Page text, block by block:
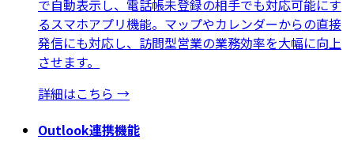
で自動表示し、電話帳未登録の相手でも対応可能にす
るスマホアプリ機能。マップやカレンダーからの直接
発信にも対応し、訪問型営業の業務効率を大幅に向上
させます。
詳細はこちら →
Outlook連携機能